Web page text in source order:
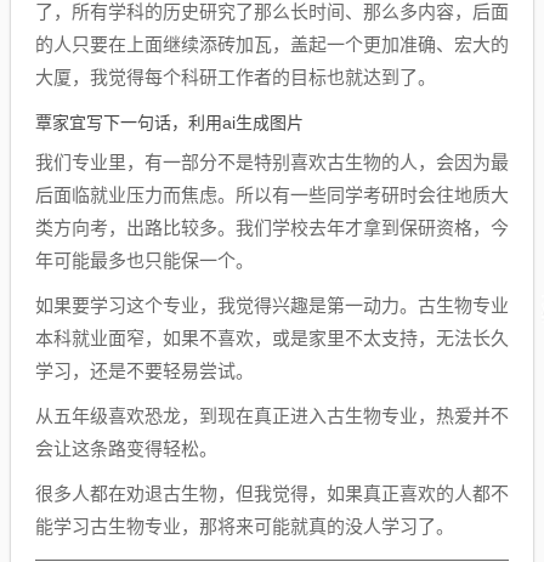
了，所有学科的历史研究了那么长时间、那么多内容，后面
的人只要在上面继续添砖加瓦，盖起一个更加准确、宏大的
大厦，我觉得每个科研工作者的目标也就达到了。
覃家宜写下一句话，利用ai生成图片
我们专业里，有一部分不是特别喜欢古生物的人，会因为最
后面临就业压力而焦虑。所以有一些同学考研时会往地质大
类方向考，出路比较多。我们学校去年才拿到保研资格，今
年可能最多也只能保一个。
如果要学习这个专业，我觉得兴趣是第一动力。古生物专业
本科就业面窄，如果不喜欢，或是家里不太支持，无法长久
学习，还是不要轻易尝试。
从五年级喜欢恐龙，到现在真正进入古生物专业，热爱并不
会让这条路变得轻松。
很多人都在劝退古生物，但我觉得，如果真正喜欢的人都不
能学习古生物专业，那将来可能就真的没人学习了。